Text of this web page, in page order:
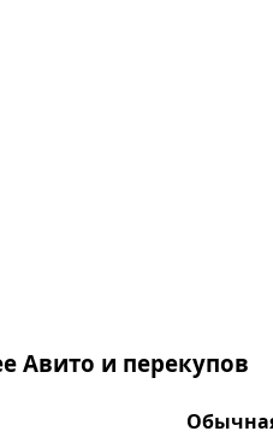
Авито и перекупов